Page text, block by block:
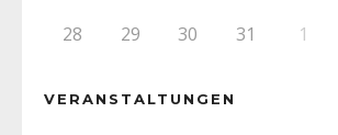
28 29 30 31 1
VERANSTALTUNGEN